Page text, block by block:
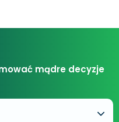
mądre decyzje